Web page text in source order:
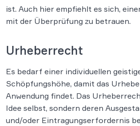
ist. Auch hier empfiehlt es sich,
mit der Überprüfung zu betrauen.
Urheberrecht
Es bedarf einer individuellen
Schöpfungshöhe, damit das
Anwendung findet. Das
Idee selbst, sondern deren
und/oder Eintragungserfordernis